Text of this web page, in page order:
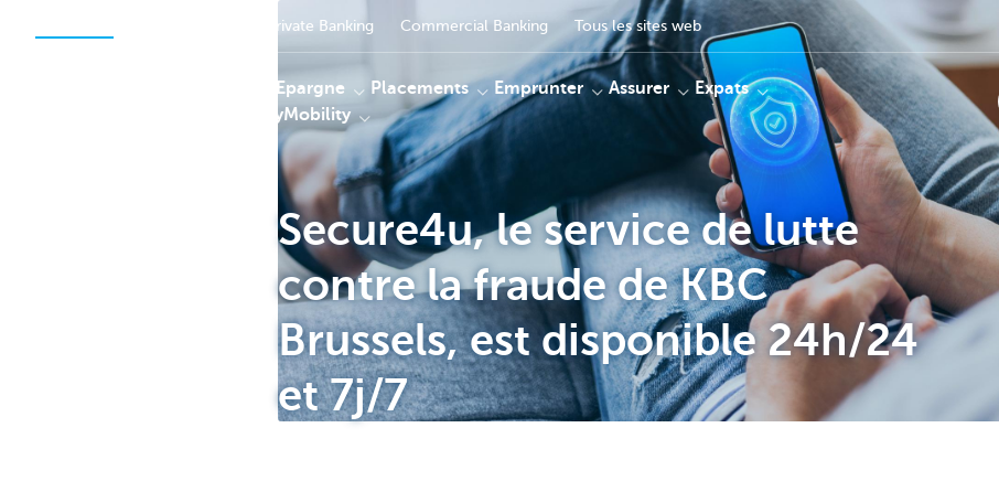
Private Banking Commercial Banking Tous les sites web
Epargne Placements Emprunter Assurer
Expats
MyHome & MyMobility
Secure4u, le service de lutte
contre la fraude de KBC
Brussels, est disponible 24h/24
et 7j/7